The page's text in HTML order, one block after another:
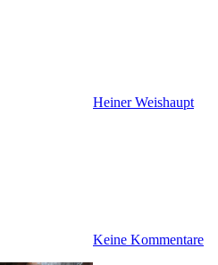
Heiner Weishaupt
Keine Kommentare